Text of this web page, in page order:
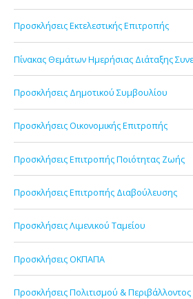
Προσκλήσεις Εκτελεστικής Επιτροπής
Πίνακας Θεμάτων Ημερήσιας Διάταξης
Προσκλήσεις Δημοτικού Συμβουλίου
Προσκλήσεις Οικονομικής Επιτροπής
Προσκλήσεις Επιτροπής Ποιότητας Ζωής
Προσκλήσεις Επιτροπής Διαβούλευσης
Προσκλήσεις Λιμενικού Ταμείου
Προσκλήσεις ΟΚΠΑΠΑ
Προσκλήσεις Πολιτισμού & Περιβάλλοντος